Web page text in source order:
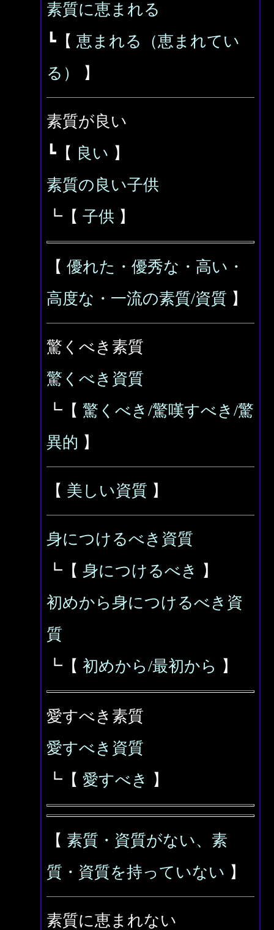
素質に恵まれる
┗【 恵まれる（恵まれてい
る）
】
素質が良い
┗【 良い 】
素質の良い子供
┗【 子供 】
【 優れた・優秀な・高い・
高度な・一流の素質/資質 】
驚くべき素質
驚くべき資質
┗【 驚くべき/驚嘆すべき/驚
異的 】
【 美しい資質 】
身につけるべき資質
┗【 身につけるべき
】
初めから身につけるべき資
質
┗【 初めから/最初から 】
愛すべき素質
愛すべき資質
┗【 愛すべき 】
【 素質・資質がない、素
質・資質を持っていない 】
素質に恵まれない